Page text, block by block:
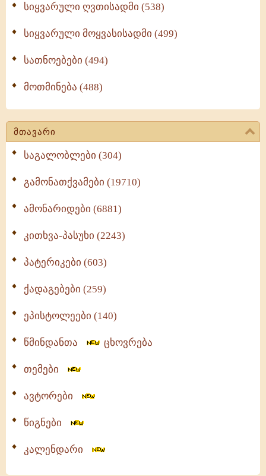
სიყვარული ღვთისადმი (538)
სიყვარული მოყვასისადმი (499)
სათნოებები (494)
მოთმინება (488)
მთავარი
საგალობლები (304)
გამონათქვამები (19710)
ამონარიდები (6881)
კითხვა-პასუხი (2243)
პატერიკები (603)
ქადაგებები (259)
ეპისტოლეები (140)
წმინდანთა ცხოვრება
თემები
ავტორები
წიგნები
კალენდარი